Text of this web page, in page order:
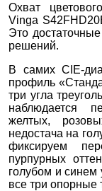
Охват
Vinga
Это
решений.
В самих CIE-
профиль
три угла
наблюдается
желтых,
недостача на
фиксируем
пурпурных
голубом и синем
все три опорные